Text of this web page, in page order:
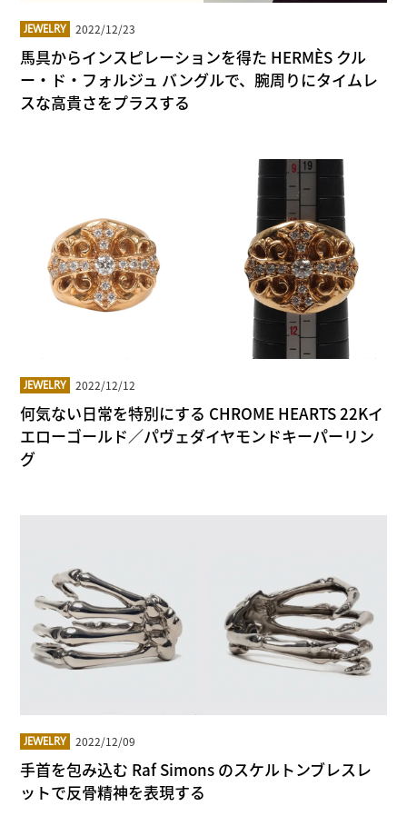
JEWELRY 2022/12/23
馬具からインスピレーションを得た HERMÈS クル
ー・ド・フォルジュ バングルで、腕周りにタイムレ
スな高貴さをプラスする
JEWELRY 2022/12/12
何気ない日常を特別にする CHROME HEARTS 22Kイ
エローゴールド／パヴェダイヤモンドキーパーリン
グ
JEWELRY 2022/12/09
手首を包み込む Raf Simons のスケルトンブレスレ
ットで反骨精神を表現する